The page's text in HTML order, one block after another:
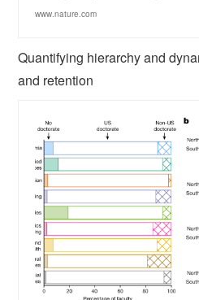
www.nature.com
Quantifying hierarchy and
and retention